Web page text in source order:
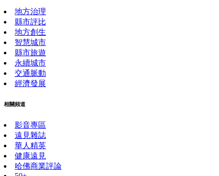
地方治理
縣市評比
地方創生
智慧城市
縣市旅遊
永續城市
交通脈動
經濟發展
相關頻道
影音專區
遠見雜誌
華人精英
健康遠見
哈佛商業評論